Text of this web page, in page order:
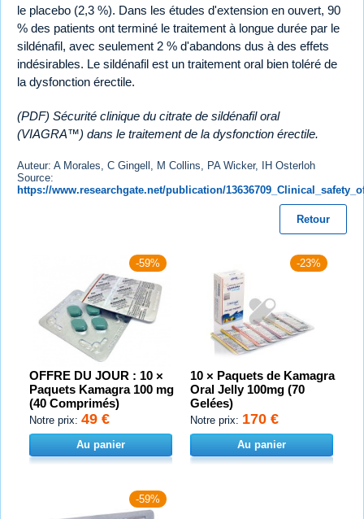
le placebo (2,3 %). Dans les études d'extension en ouvert, 90
% des patients ont terminé le traitement à longue durée par le
sildénafil, avec seulement 2 % d'abandons dus à des effets
indésirables. Le sildénafil est un traitement oral bien toléré de
la dysfonction érectile.
(PDF) Sécurité clinique du citrate de sildénafil oral
(VIAGRA™) dans le traitement de la dysfonction érectile.
Auteur: A Morales, C Gingell, M Collins, PA Wicker, IH Osterloh
Source:
https://www.researchgate.net/publication/
Retour
-59%
OFFRE DU JOUR : 10 ×
Paquets Kamagra 100 mg
(40 Comprimés)
Notre prix: 49 €
Au panier
-23%
10 × Paquets de Kamagra
Oral Jelly 100mg (70
Gelées)
Notre prix: 170 €
Au panier
-59%